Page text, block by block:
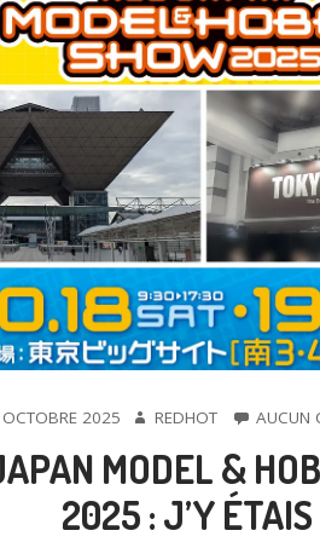
2025 AUTEUR
REDHOT AUCUN
MODEL &
2025 : J’Y ÉTAIS